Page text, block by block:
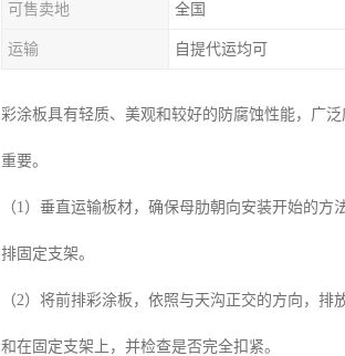
可售卖地 全国
运输 自提代运均可
彩涂板具有轻质、美观和较好的防腐蚀性能，广
重要。
（1）垂直运输板材，确保母肋朝向安装开始的
排固定支架。
（2）将前排彩涂板，依照与天沟正交的方向，
和在固定支架上，并检查是否完全扣紧。